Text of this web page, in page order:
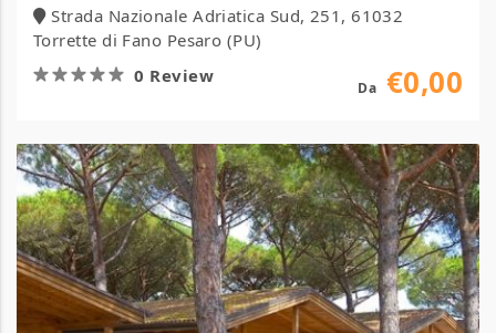
Strada Nazionale Adriatica Sud, 251, 61032
Torrette di Fano Pesaro (PU)
0 Review
Da €0,00
Camping
Village
Africa